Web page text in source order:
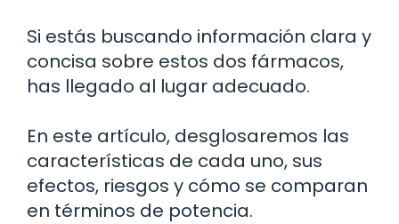
Si estás buscando información clara y
concisa sobre estos dos fármacos,
has llegado al lugar adecuado.
En este artículo, desglosaremos las
características de cada uno, sus
efectos, riesgos y cómo se comparan
en términos de potencia.